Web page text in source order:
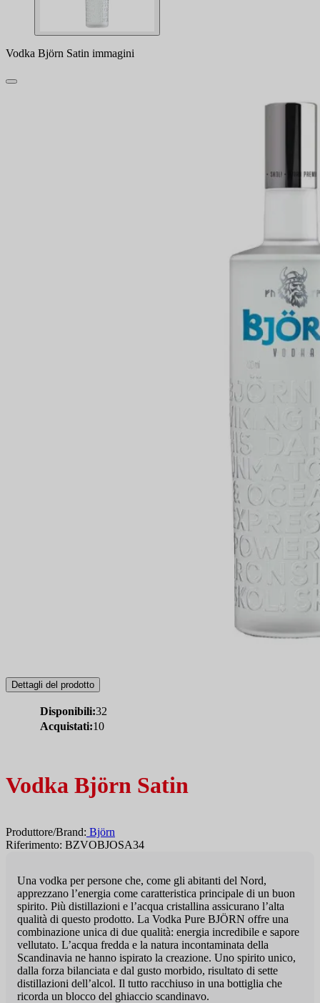
Vodka Björn Satin immagini
Dettagli del prodotto
Disponibili:32
Acquistati:10
Vodka Björn Satin
Produttore/Brand: Björn
Riferimento: BZVOBJOSA34
Una vodka per persone che, come gli abitanti del Nord,
apprezzano l’energia come caratteristica principale di un buon
spirito. Più distillazioni e l’acqua cristallina assicurano l’alta
qualità di questo prodotto. La Vodka Pure BJÖRN offre una
combinazione unica di due qualità: energia incredibile e sapore
vellutato. L’acqua fredda e la natura incontaminata della
Scandinavia ne hanno ispirato la creazione. Uno spirito unico,
dalla forza bilanciata e dal gusto morbido, risultato di sette
distillazioni dell’alcol. Il tutto racchiuso in una bottiglia che
ricorda un blocco del ghiaccio scandinavo.